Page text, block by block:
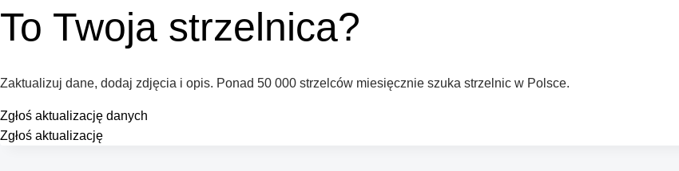
To Twoja strzelnica?
Zaktualizuj dane, dodaj zdjęcia i opis. Ponad 50 000 strzelców miesięcznie szuka strzelnic w Polsce.
Zgłoś aktualizację danych
Zgłoś aktualizację